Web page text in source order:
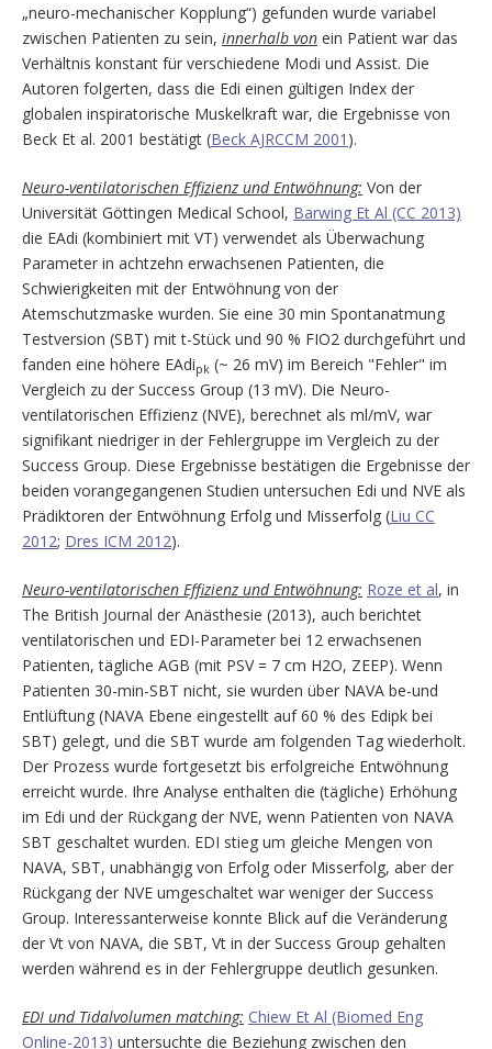
„neuro-mechanischer Kopplung“) gefunden wurde variabel
zwischen Patienten zu sein, innerhalb von ein Patient war das
Verhältnis konstant für verschiedene Modi und Assist. Die
Autoren folgerten, dass die Edi einen gültigen Index der
globalen inspiratorische Muskelkraft war, die Ergebnisse von
Beck Et al. 2001 bestätigt (Beck AJRCCM 2001 ).
Neuro-ventilatorischen Effizienz und Entwöhnung: Von der
Universität Göttingen Medical School, Barwing Et Al (CC 2013)
die EAdi (kombiniert mit VT) verwendet als Überwachung
Parameter in achtzehn erwachsenen Patienten, die
Schwierigkeiten mit der Entwöhnung von der
Atemschutzmaske wurden. Sie eine 30 min Spontanatmung
Testversion (SBT) mit t-Stück und 90 % FIO2 durchgeführt und
fanden eine höhere EAdipk (~ 26 mV) im Bereich "Fehler" im
Vergleich zu der Success Group (13 mV). Die Neuro-
ventilatorischen Effizienz (NVE), berechnet als ml/mV, war
signifikant niedriger in der Fehlergruppe im Vergleich zu der
Success Group. Diese Ergebnisse bestätigen die Ergebnisse der
beiden vorangegangenen Studien untersuchen Edi und NVE als
Prädiktoren der Entwöhnung Erfolg und Misserfolg (Liu CC
2012; Dres ICM 2012).
Neuro-ventilatorischen Effizienz und Entwöhnung: Roze et al, in
The British Journal der Anästhesie (2013), auch berichtet
ventilatorischen und EDI-Parameter bei 12 erwachsenen
Patienten, tägliche AGB (mit PSV = 7 cm H2O, ZEEP). Wenn
Patienten 30-min-SBT nicht, sie wurden über NAVA be-und
Entlüftung (NAVA Ebene eingestellt auf 60 % des Edipk bei
SBT) gelegt, und die SBT wurde am folgenden Tag wiederholt.
Der Prozess wurde fortgesetzt bis erfolgreiche Entwöhnung
erreicht wurde. Ihre Analyse enthalten die (tägliche) Erhöhung
im Edi und der Rückgang der NVE, wenn Patienten von NAVA
SBT geschaltet wurden. EDI stieg um gleiche Mengen von
NAVA, SBT, unabhängig von Erfolg oder Misserfolg, aber der
Rückgang der NVE umgeschaltet war weniger der Success
Group. Interessanterweise konnte Blick auf die Veränderung
der Vt von NAVA, die SBT, Vt in der Success Group gehalten
werden während es in der Fehlergruppe deutlich gesunken.
EDI und Tidalvolumen matching: Chiew Et Al (Biomed Eng
Online-2013) untersuchte die Beziehung zwischen den